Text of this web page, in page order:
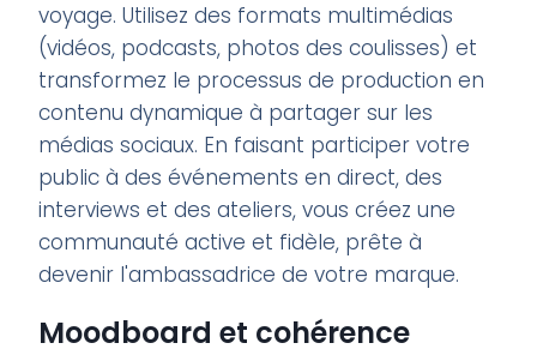
voyage. Utilisez des formats multimédias
(vidéos, podcasts, photos des coulisses) et
transformez le processus de production en
contenu dynamique à partager sur les
médias sociaux. En faisant participer votre
public à des événements en direct, des
interviews et des ateliers, vous créez une
communauté active et fidèle, prête à
devenir l'ambassadrice de votre marque.
Moodboard et cohérence